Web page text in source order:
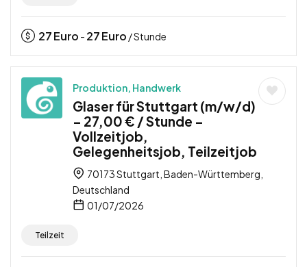
27Euro - 27Euro / Stunde
Produktion, Handwerk
Glaser für Stuttgart (m/w/d)
– 27,00 € / Stunde –
Vollzeitjob,
Gelegenheitsjob, Teilzeitjob
70173 Stuttgart, Baden-Württemberg,
Deutschland
01/07/2026
Teilzeit